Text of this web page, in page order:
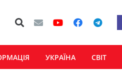
УКРАЇНА СВІТ